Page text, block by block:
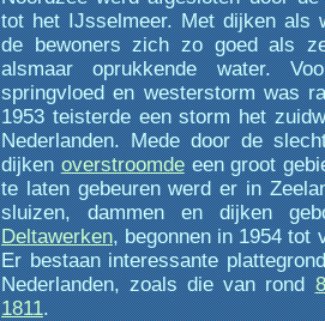
tot het IJsselmeer. Met dijken als
de bewoners zich zo goed als
alsmaar oprukkende water.
springvloed en westerstorm was
1953 teisterde een storm het
Nederlanden. Mede door de
dijkenoverstroomdeeen groot
te laten gebeuren werd er in
sluizen, dammen en dijken
Deltawerken, begonnen in 1954 tot
Er bestaan interessante
Nederlanden, zoals die van rond
1811.